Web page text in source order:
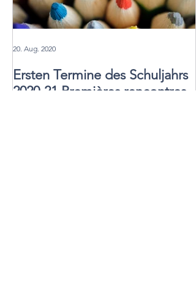
Ersten Termine des Schuljahrs
2020-21 Premières rencontres
20. Aug. 2020